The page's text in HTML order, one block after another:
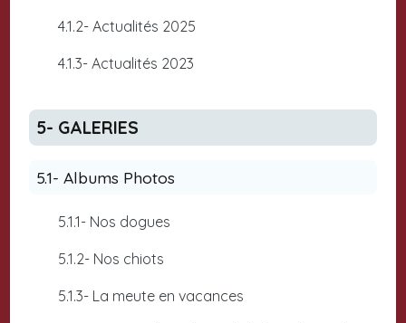
4.1.2- Actualités 2025
4.1.3- Actualités 2023
5- GALERIES
5.1- Albums Photos
5.1.1- Nos dogues
5.1.2- Nos chiots
5.1.3- La meute en vacances